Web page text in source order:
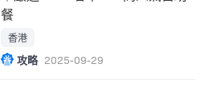
餐
香港
攻略 2025-09-29